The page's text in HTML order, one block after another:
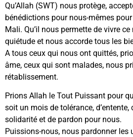
Qu’Allah (SWT) nous protège,
bénédictions pour nous-mêmes
Mali. Qu’il nous permette de vivre
quiétude et nous accorde tous les
A tous ceux qui nous ont quittés,
âme, ceux qui sont malades, nous
rétablissement.
Prions Allah le Tout Puissant pour
soit un mois de tolérance, d’entente,
solidarité et de pardon pour nous.
Puissions-nous, nous pardonner les